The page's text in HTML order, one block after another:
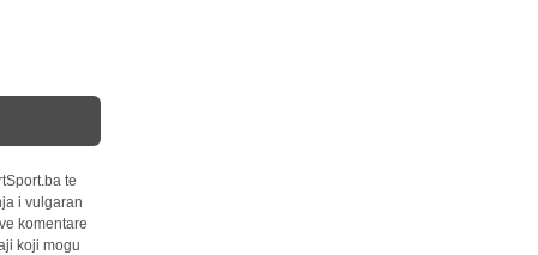
te
i vulgaran
komentare
koji mogu